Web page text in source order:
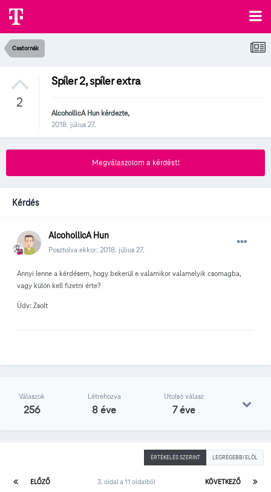
Csatornák
2
Spíler 2, spíler extra
AlcohollicA Hun kérdezte,
2018. július 27.
Megválaszolom a kérdést!
Kérdés
AlcohollicA Hun
Posztolva ekkor: 2018. július 27.
Annyi lenne a kérdésem, hogy bekerül e valamikor valamelyik csomagba,
vagy külön kell fizetni érte?
Üdv: Zsolt
Válaszok
256
Létrehozva
8 éve
Utolsó válasz
7 éve
ÉRTÉKELÉS SZERINT LEGRÉGEBBI ELÖL
ELŐZŐ KÖVETKEZŐ
3. oldal a 11 oldalból